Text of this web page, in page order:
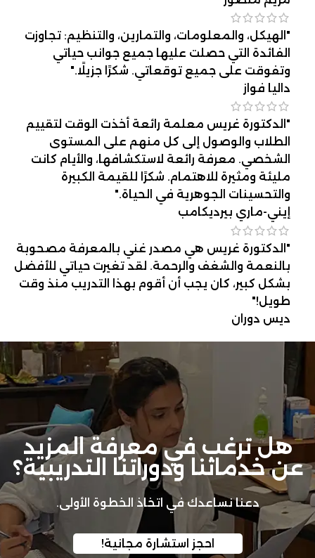
"الهيكل، والمعلومات، والتمارين، والتنظيم: تجاوزت
الفائدة التي حصلت عليها جميع جوانب حياتي
وتفوقت على جميع توقعاتي. شكرًا جزيلًا."
داليا فواز
"الدكتورة غريس معلمة رائعة أخذت الوقت لتقييم
الطلاب والوصول إلى كل منهم على المستوى
الشخصي. معرفة رائعة لاستكشافها، والأيام كانت
مليئة ومثيرة للاهتمام. شكرًا للقيمة الكبيرة
والتحسينات الجوهرية في الحياة."
إيني-ماري بيرديكامب
"الدكتورة غريس هي مصدر غني بالمعرفة مصحوبة
بالنعمة والشغف والرحمة. لقد تغيرت حياتي للأفضل
بشكل كبير، كان يجب أن أقوم بهذا التدريب منذ وقت
طويل!"
ديس دوران
هل ترغب في معرفة المزيد
عن خدماتنا ودوراتنا التدريبية؟
دعنا نساعدك في اتخاذ الخطوة الأولى.
احجز استشارة مجانية!